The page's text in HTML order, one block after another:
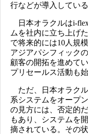
行などが導入している
日本オラクルはi-
ムを社内に立ち上げ
で将来的には10人規
アジアパシフィック
顧客の開拓を進めて
プリセールス活動も始
ただ、日本オラク
系システムをオープ
の見方には、否定的
もあり、システムを
摘されている。その